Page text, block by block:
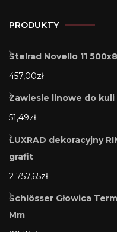
PRODUKTY
Stelrad Novello 11
457,00zł
Zawiesie linowe do kuli
51,49zł
LUXRAD dekoracyjny
grafit
2 757,65zł
Schlösser Głowica
Mm